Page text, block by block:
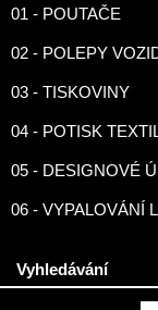
01 - POUTAČE
02 - POLEPY
03 - TISKOVINY
04 - POTISK
05 - DESIGNOVÉ
06 - VYPALOVÁNÍ
Vyhledávání